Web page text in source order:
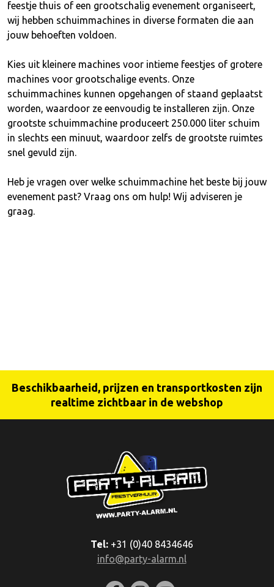
feestje thuis of een grootschalig evenement organiseert,
wij hebben schuimmachines in diverse formaten die aan
jouw behoeften voldoen.
Kies uit kleinere machines voor intieme feestjes of grotere
machines voor grootschalige events. Onze
schuimmachines kunnen opgehangen of staand geplaatst
worden, waardoor ze eenvoudig te installeren zijn. Onze
grootste schuimmachine produceert 250.000 liter schuim
in slechts een minuut, waardoor zelfs de grootste ruimtes
snel gevuld zijn.
Heb je vragen over welke schuimmachine het beste bij jouw
evenement past? Vraag ons om hulp! Wij adviseren je
graag.
Beschikbaarheid, prijzen en transportkosten zijn
realtime zichtbaar in de webshop
Tel:+31 (0)40 8434646
info@party-alarm.nl